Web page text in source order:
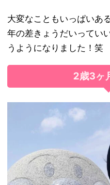
大変なこともいっぱいあ
年の差きょうだいってい
うようになりました！笑
2歳3ヶ